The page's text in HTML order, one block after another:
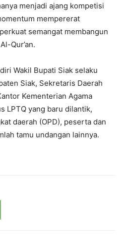
menjadi ajang kompetisi
mempererat
semangat membangun
Qur’an.
Wakil Bupati Siak selaku
Siak, Sekretaris Daerah
Kementerian Agama
LPTQ yang baru dilantik,
daerah (OPD), peserta dan
tamu undangan lainnya.